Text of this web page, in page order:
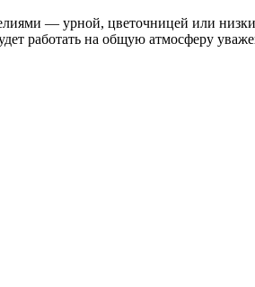
— урной, цветочницей или
работать на общую атмосферу